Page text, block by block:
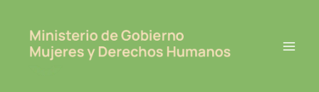
contenido
navigation